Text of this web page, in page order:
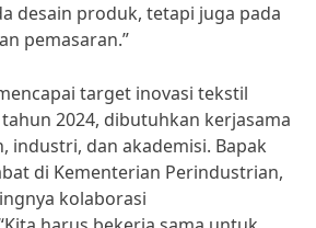
desain produk, tetapi juga pada
pemasaran.”
target inovasi tekstil
2024, dibutuhkan kerjasama
industri, dan akademisi. Bapak
di Kementerian Perindustrian,
kolaborasi